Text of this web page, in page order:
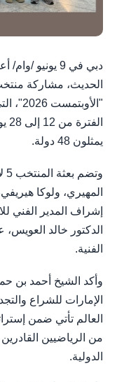
دبي في 9 يونيو
الحديث، مشاركة
يمثلون 48 دولة.
المهيري، ولوكا
إشراف المدير الفني
الدكتور خالد
الفنية.
وأكد الشيخ أحمد بن
الإمارات للشراع
العالم تأتي ضمن
من الرياضيين
الدولية.